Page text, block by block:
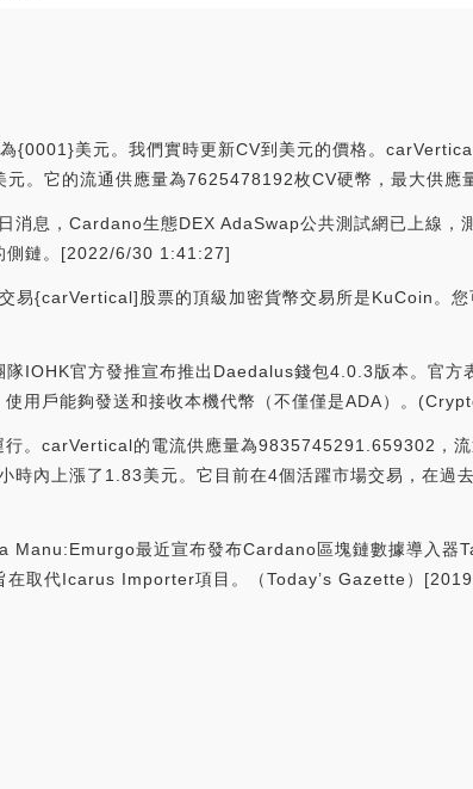
{0001}美元。我們實時更新CV到美元的價格。
。它的流通供應量為7625478192枚CV硬幣，最大供應
息，Cardano生態DEX AdaSwap公共測試網已上線，
側鏈。[2022/6/30 1:41:27]
易{carVertical]股票的頂級加密貨幣交易所是KuCoin。您
IOHK官方發推宣布推出Daedalus錢包4.0.3版本。官方
用戶能夠發送和接收本機代幣（不僅僅是ADA）。
。carVertical的電流供應量為9835745291.659302，
內上漲了1.83美元。它目前在4個活躍市場交易，在過
最近宣布發布Cardano區塊鏈數據導入器
在取代Icarus Importer項目。（Today’s Gazette）